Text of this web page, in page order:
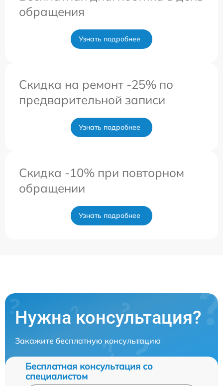
обращения
Узнать подробнее
Скидка на ремонт -25% по
предварительной записи
Узнать подробнее
Скидка -10% при повторном
обращении
Узнать подробнее
Нужна консультация?
Закажите бесплатную консультацию
Бесплатная консультация со
специалистом